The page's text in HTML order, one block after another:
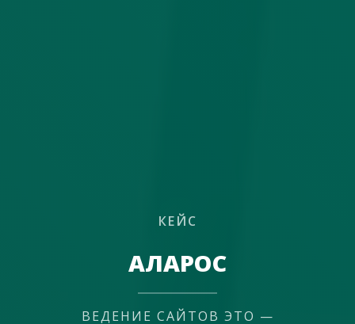
КЕЙС
АЛАРОС
ВЕДЕНИЕ САЙТОВ ЭТО —